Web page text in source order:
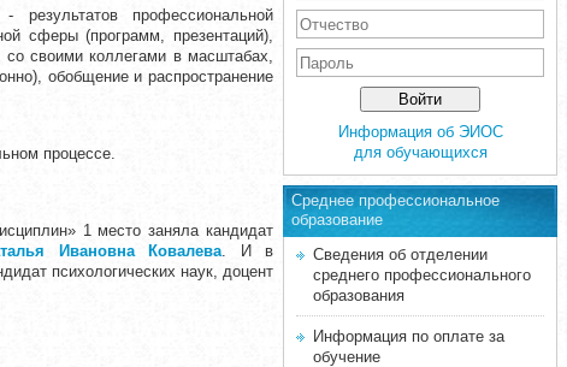
профессиональной
сферы (программ, презентаций),
со своими коллегами в масштабах,
обобщение и распространение
процессе.
1 место заняла кандидат
Ивановна Ковалева.
И в
психологических наук, доцент
Информация об ЭИОС
для обучающихся
Среднее професcиональное
образование
Сведения об отделении
среднего профессионального
образования
Информация по оплате за
обучение